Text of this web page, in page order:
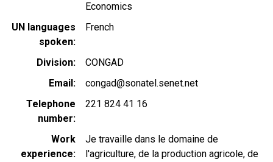
Economics
UN languages
spoken
French
Division
CONGAD
Email
congad@sonatel.senet.net
Telephone
number
221 824 41 16
Work
experience
Je travaille dans le domaine de
l'agriculture, de la production agricole, de